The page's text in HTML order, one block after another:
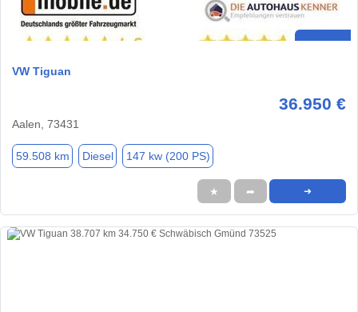
VW Tiguan
36.950 €
Aalen, 73431
59.508 km Diesel 147 kw (200 PS)
★ ➦ ➜